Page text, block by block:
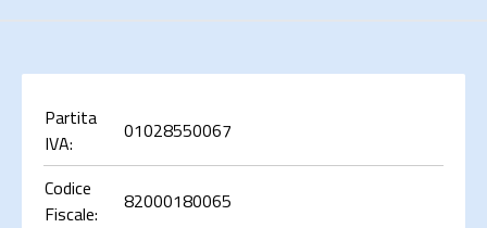
Partita
IVA:
01028550067
Codice
Fiscale:
82000180065